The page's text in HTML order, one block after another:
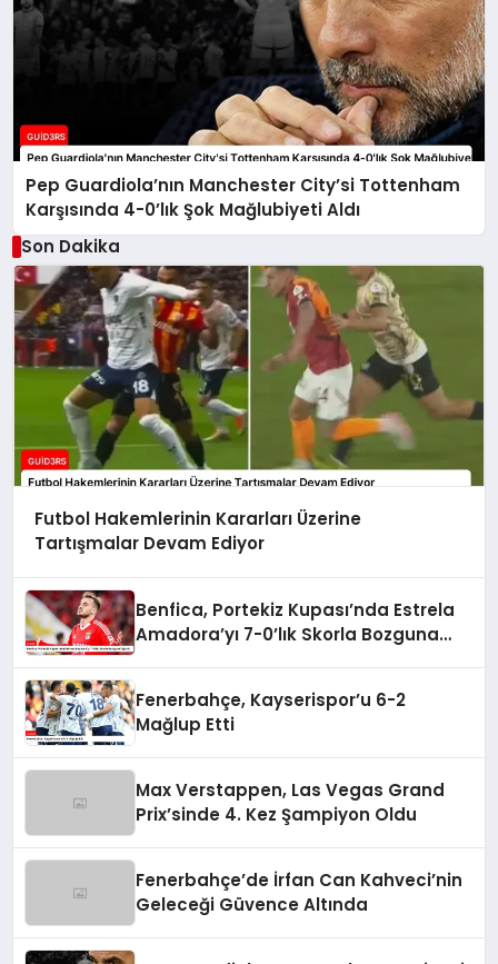
Pep Guardiola’nın Manchester City’si Tottenham
Karşısında 4-0’lık Şok Mağlubiyeti Aldı
Son Dakika
Futbol Hakemlerinin Kararları Üzerine
Tartışmalar Devam Ediyor
Benfica, Portekiz Kupası’nda Estrela
Amadora’yı 7-0’lık Skorla Bozguna
Fenerbahçe, Kayserispor’u 6-2
Mağlup Etti
Max Verstappen, Las Vegas Grand
Prix’sinde 4. Kez Şampiyon Oldu
Fenerbahçe’de İrfan Can Kahveci’nin
Geleceği Güvence Altında